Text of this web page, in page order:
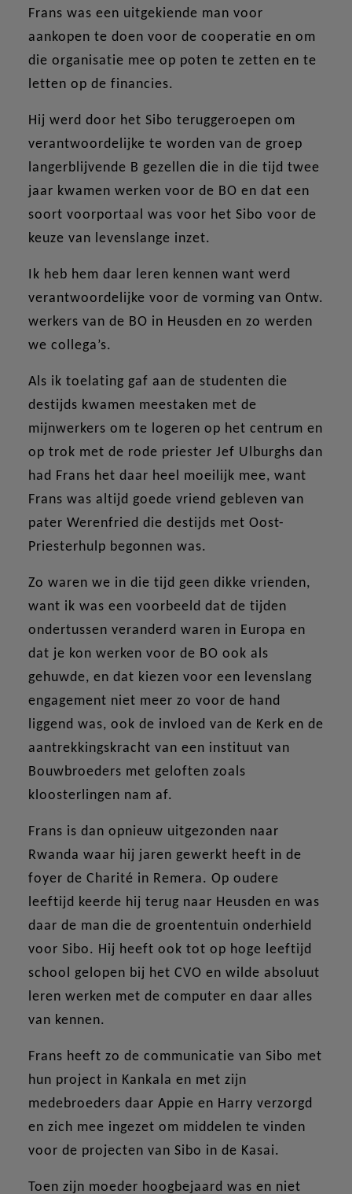
Frans was een uitgekiende man voor
aankopen te doen voor de cooperatie en om
die organisatie mee op poten te zetten en te
letten op de financies.
Hij werd door het Sibo teruggeroepen om
verantwoordelijke te worden van de groep
langerblijvende B gezellen die in die tijd twee
jaar kwamen werken voor de BO en dat een
soort voorportaal was voor het Sibo voor de
keuze van levenslange inzet.
Ik heb hem daar leren kennen want werd
verantwoordelijke voor de vorming van Ontw.
werkers van de BO in Heusden en zo werden
we collega’s.
Als ik toelating gaf aan de studenten die
destijds kwamen meestaken met de
mijnwerkers om te logeren op het centrum en
op trok met de rode priester Jef Ulburghs dan
had Frans het daar heel moeilijk mee, want
Frans was altijd goede vriend gebleven van
pater Werenfried die destijds met Oost-
Priesterhulp begonnen was.
Zo waren we in die tijd geen dikke vrienden,
want ik was een voorbeeld dat de tijden
ondertussen veranderd waren in Europa en
dat je kon werken voor de BO ook als
gehuwde, en dat kiezen voor een levenslang
engagement niet meer zo voor de hand
liggend was, ook de invloed van de Kerk en de
aantrekkingskracht van een instituut van
Bouwbroeders met geloften zoals
kloosterlingen nam af.
Frans is dan opnieuw uitgezonden naar
Rwanda waar hij jaren gewerkt heeft in de
foyer de Charité in Remera. Op oudere
leeftijd keerde hij terug naar Heusden en was
daar de man die de groententuin onderhield
voor Sibo. Hij heeft ook tot op hoge leeftijd
school gelopen bij het CVO en wilde absoluut
leren werken met de computer en daar alles
van kennen.
Frans heeft zo de communicatie van Sibo met
hun project in Kankala en met zijn
medebroeders daar Appie en Harry verzorgd
en zich mee ingezet om middelen te vinden
voor de projecten van Sibo in de Kasai.
Toen zijn moeder hoogbejaard was en niet